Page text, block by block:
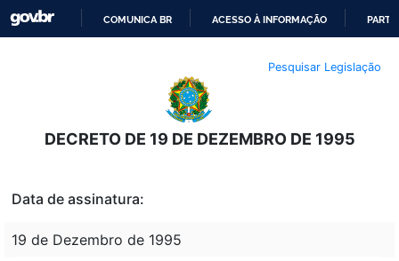
O
CONTEÚDO
COMUNICA BR ACESSO À INFORMAÇÃO
Pesquisar Legislação
DECRETO DE 19 DE DEZEMBRO DE 1995
Data de assinatura:
19 de Dezembro de 1995